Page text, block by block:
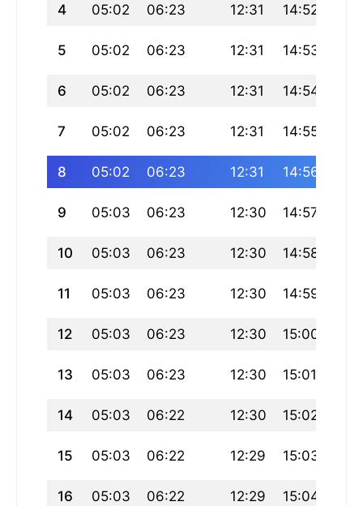
4 05:02 06:23 12:31 14:52
5 05:02 06:23 12:31 14:53
6 05:02 06:23 12:31 14:54
7 05:02 06:23 12:31 14:55
8 05:02 06:23 12:31 14:56
9 05:03 06:23 12:30 14:57
10 05:03 06:23 12:30 14:58
11 05:03 06:23 12:30 14:59
12 05:03 06:23 12:30 15:00
13 05:03 06:23 12:30 15:01
14 05:03 06:22 12:30 15:02
15 05:03 06:22 12:29 15:03
16 05:03 06:22 12:29 15:04